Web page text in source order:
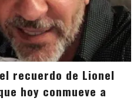
recuerdo de Lionel
hoy conmueve a